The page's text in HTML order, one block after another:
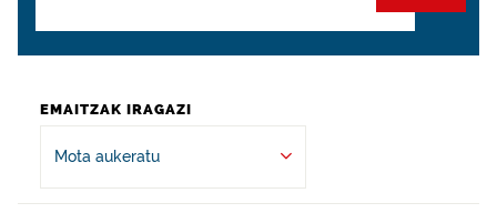
EMAITZAK IRAGAZI
Mota aukeratu